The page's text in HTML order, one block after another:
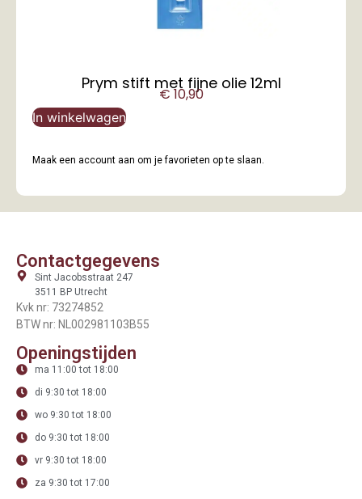
Prym stift met fijne olie 12ml
€10,90
In winkelwagen
Maak een account aan om je favorieten op te slaan.
Contactgegevens
Sint Jacobsstraat 247
3511 BP Utrecht
Kvk nr: 73274852
BTW nr: NL002981103B55
Openingstijden
ma 11:00 tot 18:00
di 9:30 tot 18:00
wo 9:30 tot 18:00
do 9:30 tot 18:00
vr 9:30 tot 18:00
za 9:30 tot 17:00